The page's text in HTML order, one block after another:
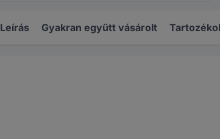
Leírás Gyakran együtt vásárolt